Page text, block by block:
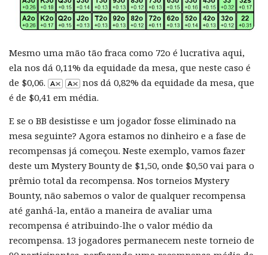
Mesmo uma mão tão fraca como 72o é lucrativa aqui,
ela nos dá 0,11% da equidade da mesa, que neste caso é
de $0,06.
nos dá 0,82% da equidade da mesa, que
é de $0,41 em média.
E se o BB desistisse e um jogador fosse eliminado na
mesa seguinte? Agora estamos no dinheiro e a fase de
recompensas já começou. Neste exemplo, vamos fazer
deste um Mystery Bounty de $1,50, onde $0,50 vai para o
prêmio total da recompensa. Nos torneios Mystery
Bounty, não sabemos o valor de qualquer recompensa
até ganhá-la, então a maneira de avaliar uma
recompensa é atribuindo-lhe o valor médio da
recompensa. 13 jogadores permanecem neste torneio de